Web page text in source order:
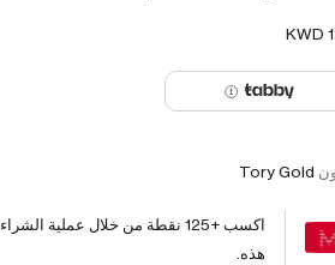
Tory Gold
اكسب +125 نقطة من خلال عملية الشراء
هذه.